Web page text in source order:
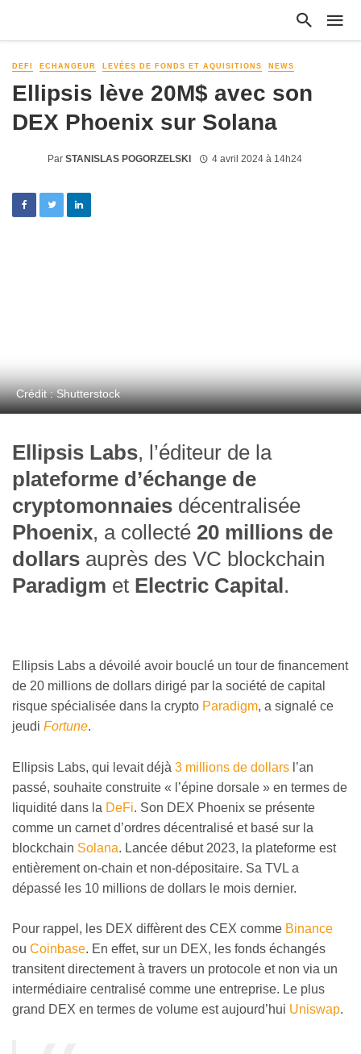
DEFI ECHANGEUR LEVÉES DE FONDS ET AQUISITIONS NEWS
Ellipsis lève 20M$ avec son
DEX Phoenix sur Solana
Par STANISLAS POGORZELSKI 4 avril 2024 à 14h24
Crédit : Shutterstock
Ellipsis Labs, l’éditeur de la
plateforme d’échange de
cryptomonnaies décentralisée
Phoenix, a collecté 20 millions de
dollars auprès des VC blockchain
Paradigm et Electric Capital .
Ellipsis Labs a dévoilé avoir bouclé un tour de financement
de 20 millions de dollars dirigé par la société de capital
risque spécialisée dans la crypto Paradigm, a signalé ce
jeudi Fortune.
Ellipsis Labs, qui levait déjà 3 millions de dollars l’an
passé, souhaite construite « l’épine dorsale » en termes de
liquidité dans la DeFi. Son DEX Phoenix se présente
comme un carnet d’ordres décentralisé et basé sur la
blockchain Solana. Lancée début 2023, la plateforme est
entièrement on-chain et non-dépositaire. Sa TVL a
dépassé les 10 millions de dollars le mois dernier.
Pour rappel, les DEX diffèrent des CEX comme Binance
ou Coinbase. En effet, sur un DEX, les fonds échangés
transitent directement à travers un protocole et non via un
intermédiaire centralisé comme une entreprise. Le plus
grand DEX en termes de volume est aujourd’hui Uniswap.